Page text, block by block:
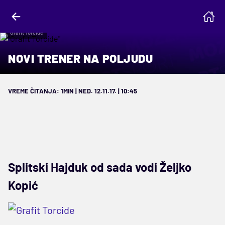
"Grafit Torcide"
NOVI TRENER NA POLJUDU
VREME ČITANJA: 1MIN | NED. 12.11.17. | 10:45
Splitski Hajduk od sada vodi Željko
Kopić